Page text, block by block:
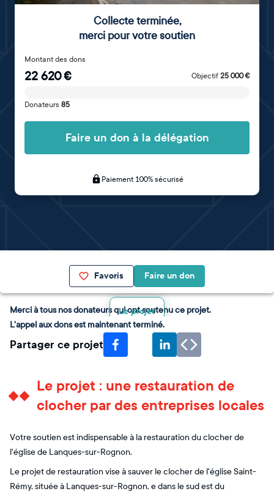
Collecte terminée,
merci pour votre soutien
Montant des dons
22 620€ Objectif 25 000€
Donateurs 85
Faire un don à la délégation
Paiement 100% sécurisé
Favoris Faire un don
Le projet
Merci à tous nos donateurs qui ont soutenu ce projet.
L'appel aux dons est maintenant terminé.
Partager ce projet
Le projet : une restauration de
clocher par des entreprises locales
Votre soutien est indispensable à la restauration du clocher de
l'église de Lanques-sur-Rognon.
Le projet de restauration vise à sauver le clocher de l'église Saint-
Rémy, située à Lanques-sur-Rognon, e dans le sud est du